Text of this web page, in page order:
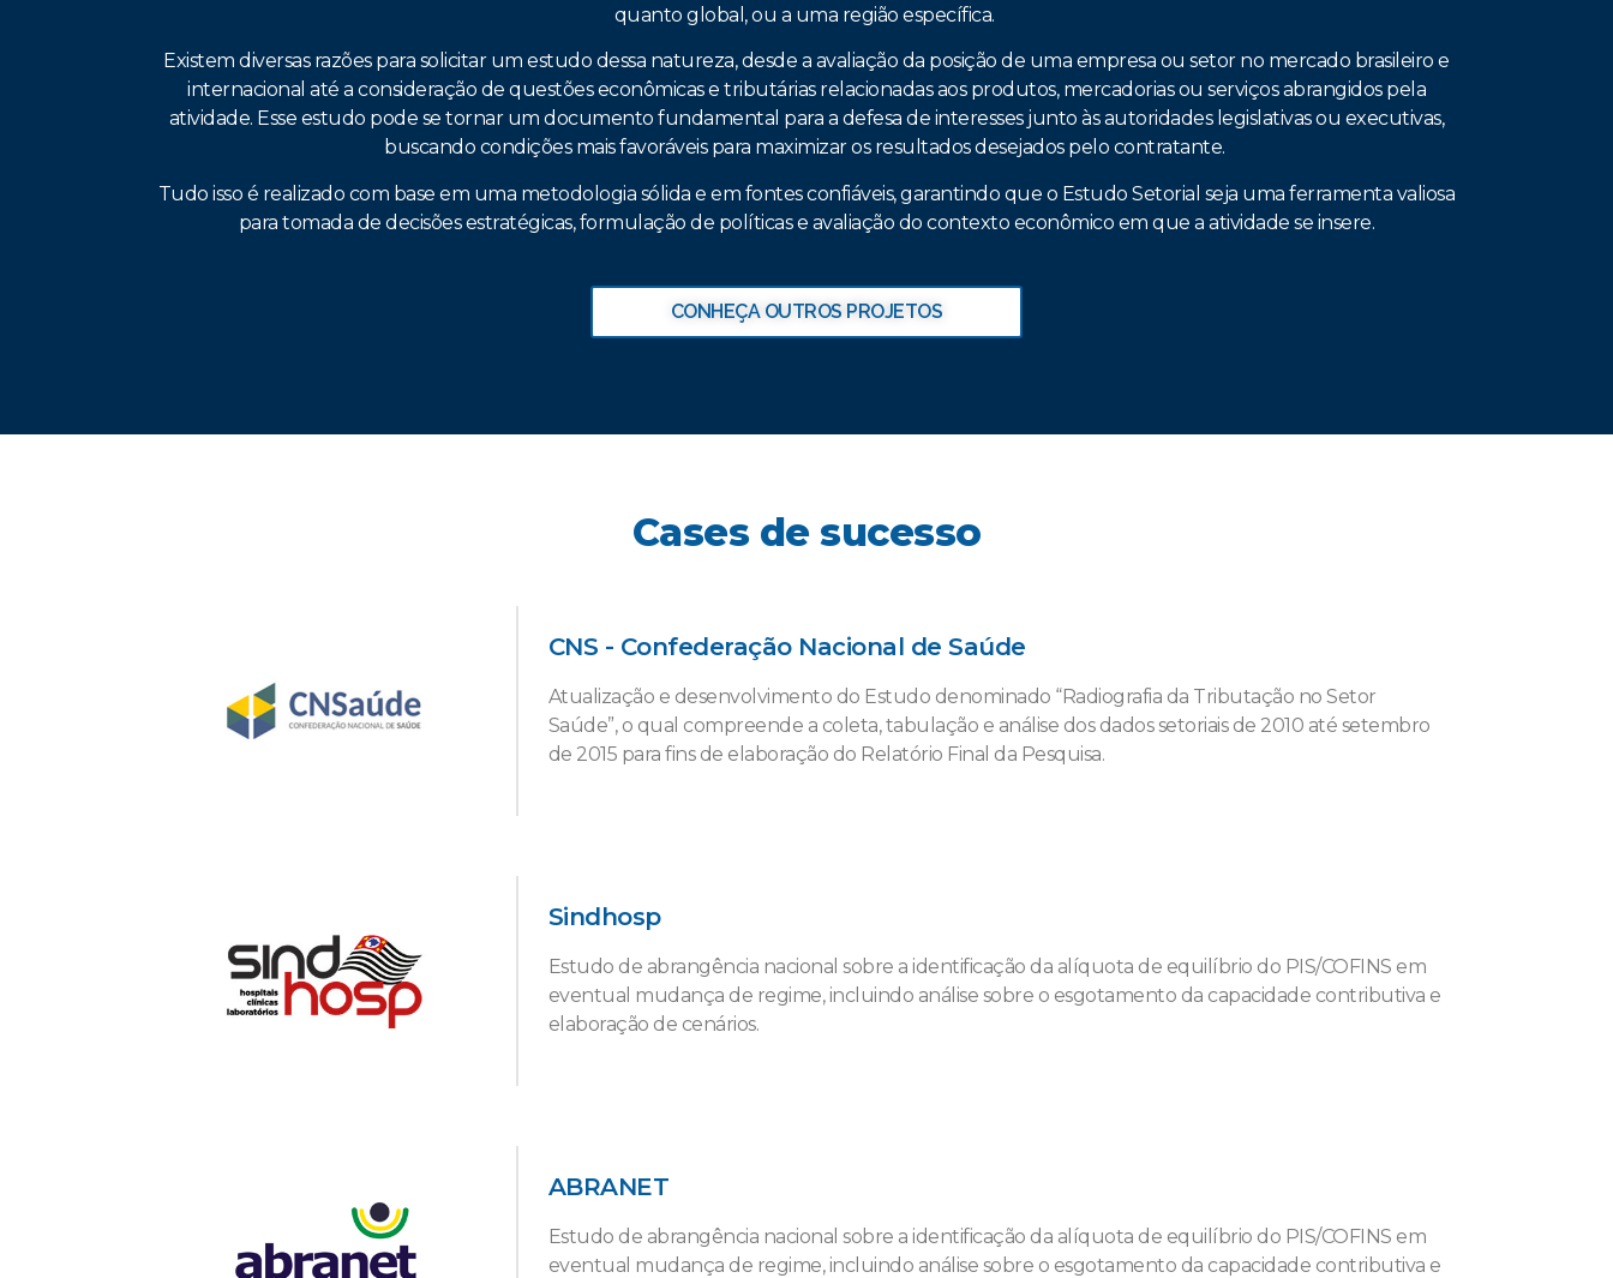
quanto global, ou a uma região específica.
Existem diversas razões para solicitar um estudo dessa natureza, desde a avaliação da posição de uma empresa ou setor no mercado brasileiro e
internacional até a consideração de questões econômicas e tributárias relacionadas aos produtos, mercadorias ou serviços abrangidos pela
atividade. Esse estudo pode se tornar um documento fundamental para a defesa de interesses junto às autoridades legislativas ou executivas,
buscando condições mais favoráveis para maximizar os resultados desejados pelo contratante.
Tudo isso é realizado com base em uma metodologia sólida e em fontes confiáveis, garantindo que o Estudo Setorial seja uma ferramenta valiosa
para tomada de decisões estratégicas, formulação de políticas e avaliação do contexto econômico em que a atividade se insere.
CONHEÇA OUTROS PROJETOS
Cases de sucesso
CNS - Confederação Nacional de Saúde
Atualização e desenvolvimento do Estudo denominado “Radiografia da Tributação no Setor
Saúde”, o qual compreende a coleta, tabulação e análise dos dados setoriais de 2010 até setembro
de 2015 para fins de elaboração do Relatório Final da Pesquisa.
Sindhosp
Estudo de abrangência nacional sobre a identificação da alíquota de equilíbrio do PIS/COFINS em
eventual mudança de regime, incluindo análise sobre o esgotamento da capacidade contributiva e
elaboração de cenários.
ABRANET
Estudo de abrangência nacional sobre a identificação da alíquota de equilíbrio do PIS/COFINS em
eventual mudança de regime, incluindo análise sobre o esgotamento da capacidade contributiva e